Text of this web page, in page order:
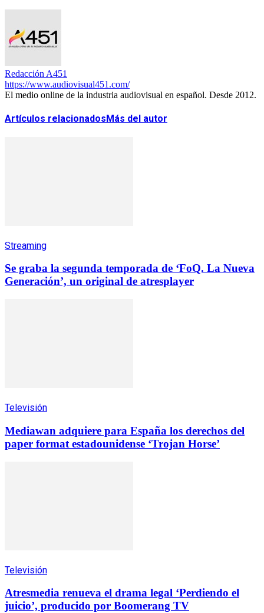
Redacción A451
https://www.audiovisual451.com/
El medio online de la industria audiovisual en español. Desde 2012.
Artículos relacionados Más del autor
Streaming
Se graba la segunda temporada de ‘FoQ. La Nueva
Generación’, un original de atresplayer
Televisión
Mediawan adquiere para España los derechos del
paper format estadounidense ‘Trojan Horse’
Televisión
Atresmedia renueva el drama legal ‘Perdiendo el
juicio’, producido por Boomerang TV